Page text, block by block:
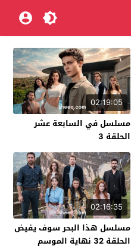
02:19:05
مسلسل في السابعة عشر
الحلقة 3
02:16:35
مسلسل هذا البحر سوف يفيض
الحلقة 32 نهاية الموسم